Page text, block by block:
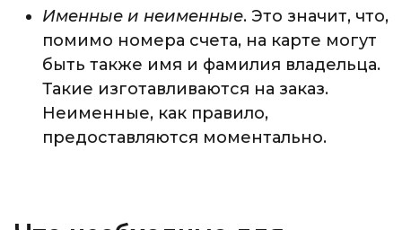
Именные и неименные. Это значит, что,
помимо номера счета, на карте могут
быть также имя и фамилия владельца.
Такие изготавливаются на заказ.
Неименные, как правило,
предоставляются моментально.